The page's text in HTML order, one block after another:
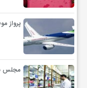
پرواز
مجلس